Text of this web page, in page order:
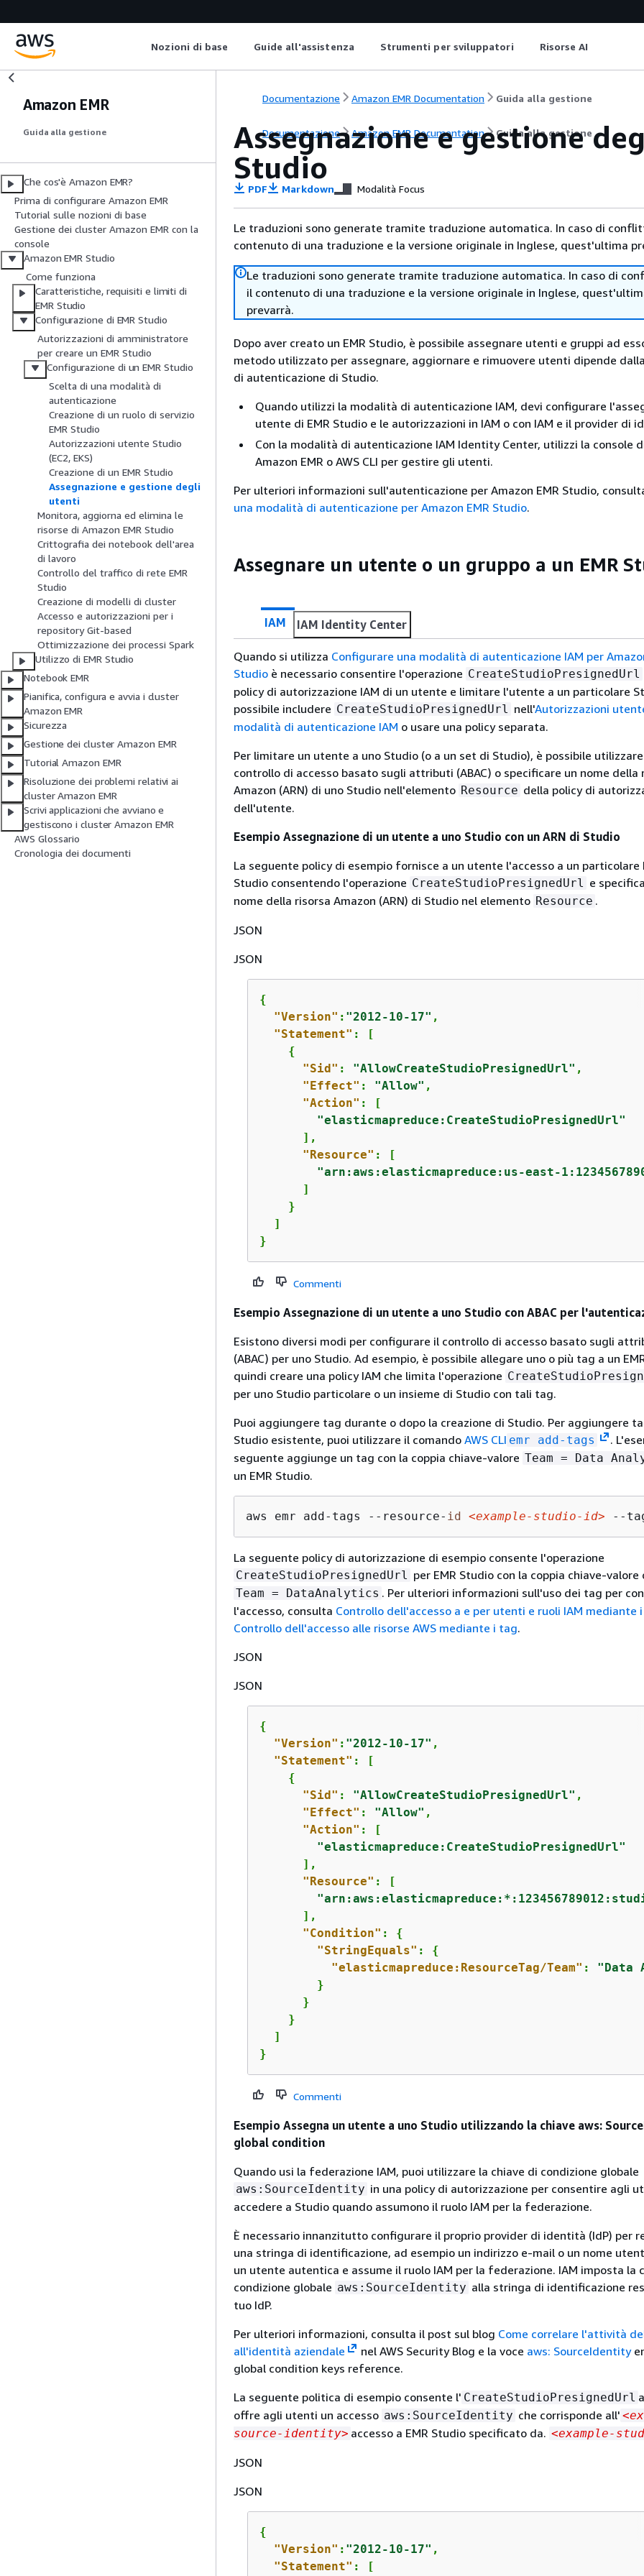
Nozioni di base Guide all'assistenza Strumenti per sviluppatori Risorse AI
Amazon EMR
Guida alla gestione
Che cos'è Amazon EMR?
Prima di configurare Amazon EMR
Tutorial sulle nozioni di base
Gestione dei cluster Amazon EMR con la
console
Amazon EMR Studio
Come funziona
Caratteristiche, requisiti e limiti di
EMR Studio
Configurazione di EMR Studio
Autorizzazioni di amministratore
per creare un EMR Studio
Configurazione di un EMR Studio
Scelta di una modalità di
autenticazione
Creazione di un ruolo di servizio
EMR Studio
Autorizzazioni utente Studio
(EC2, EKS)
Creazione di un EMR Studio
Assegnazione e gestione degli
utenti
Monitora, aggiorna ed elimina le
risorse di Amazon EMR Studio
Crittografia dei notebook dell'area
di lavoro
Controllo del traffico di rete EMR
Studio
Creazione di modelli di cluster
Accesso e autorizzazioni per i
repository Git-based
Ottimizzazione dei processi Spark
Utilizzo di EMR Studio
Notebook EMR
Pianifica, configura e avvia i cluster
Amazon EMR
Sicurezza
Gestione dei cluster Amazon EMR
Tutorial Amazon EMR
Risoluzione dei problemi relativi ai
cluster Amazon EMR
Scrivi applicazioni che avviano e
gestiscono i cluster Amazon EMR
AWS Glossario
Cronologia dei documenti
Documentazione Amazon EMR Documentation Guida alla gestione
Documentazione Amazon EMR Documentation Guida alla gestione
Assegnazione e gestione
Studio
PDF Markdown Modalità Focus
Le traduzioni sono generate tramite traduzione automatica. In caso di
contenuto di una traduzione e la versione originale in Inglese, quest'ultima
Le traduzioni sono generate tramite traduzione automatica. In caso di
il contenuto di una traduzione e la versione originale in Inglese,
prevarrà.
Dopo aver creato un EMR Studio, è possibile assegnare utenti e gruppi ad
metodo utilizzato per assegnare, aggiornare e rimuovere utenti dipende
di autenticazione di Studio.
Quando utilizzi la modalità di autenticazione IAM, devi configurare
utente di EMR Studio e le autorizzazioni in IAM o con IAM e il provider di
Con la modalità di autenticazione IAM Identity Center, utilizzi la console
Amazon EMR o AWS CLI per gestire gli utenti.
Per ulteriori informazioni sull'autenticazione per Amazon EMR Studio,
una modalità di autenticazione per Amazon EMR Studio.
Assegnare un utente o un gruppo a un EMR
IAM IAM Identity Center
Quando si utilizza Configurare una modalità di autenticazione IAM per
Studio è necessario consentire l'operazione CreateStudioPresignedUrl
policy di autorizzazione IAM di un utente e limitare l'utente a un particolare
possibile includere CreateStudioPresignedUrl nell'Autorizzazioni
modalità di autenticazione IAM o usare una policy separata.
Per limitare un utente a uno Studio (o a un set di Studio), è possibile
controllo di accesso basato sugli attributi (ABAC) o specificare un nome della
Amazon (ARN) di uno Studio nell'elemento Resource della policy di
dell'utente.
Esempio Assegnazione di un utente a uno Studio con un ARN di Studio
La seguente policy di esempio fornisce a un utente l'accesso a un particolare
Studio consentendo l'operazione CreateStudioPresignedUrl
e
nome della risorsa Amazon (ARN) di Studio nel elemento Resource .
JSON
JSON
{
"Version" : "2012-10-17" ,
"Statement" : [
{
"Sid" : "AllowCreateStudioPresignedUrl" ,
"Effect" : "Allow" ,
"Action" : [
"elasticmapreduce:CreateStudioPresignedUrl"
      ],
"Resource" : [
"arn:aws:elasticmapreduce:us-east-
      ]
    }
  ]
}
Commenti
Esempio Assegnazione di un utente a uno Studio con ABAC per
Esistono diversi modi per configurare il controllo di accesso basato sugli
(ABAC) per uno Studio. Ad esempio, è possibile allegare uno o più tag a un
quindi creare una policy IAM che limita l'operazione
per uno Studio particolare o un insieme di Studio con tali tag.
Puoi aggiungere tag durante o dopo la creazione di Studio. Per aggiungere
Studio esistente, puoi utilizzare il comando AWS CLI emr add-tags
.
seguente aggiunge un tag con la coppia chiave-valore Team = Data
un EMR Studio.
aws emr add-tags --resource- id <example-studio- id> --
La seguente policy di autorizzazione di esempio consente l'operazione
CreateStudioPresignedUrl per EMR Studio con la coppia chiave-valore
Team = DataAnalytics . Per ulteriori informazioni sull'uso dei tag per
l'accesso, consulta Controllo dell'accesso a e per utenti e ruoli IAM mediante
Controllo dell'accesso alle risorse AWS mediante i tag.
JSON
JSON
{
"Version" : "2012-10-17" ,
"Statement" : [
{
"Sid" : "AllowCreateStudioPresignedUrl" ,
"Effect" : "Allow" ,
"Action" : [
"elasticmapreduce:CreateStudioPresignedUrl"
      ],
"Resource" : [
      ],
"Condition" : {
"StringEquals" : {
"elasticmapreduce:ResourceTag/Team" : "Data
        }
      }
    }
  ]
}
Commenti
Esempio Assegna un utente a uno Studio utilizzando la chiave aws:
global condition
Quando usi la federazione IAM, puoi utilizzare la chiave di condizione globale
aws:SourceIdentity in una policy di autorizzazione per consentire agli
accedere a Studio quando assumono il ruolo IAM per la federazione.
È necessario innanzitutto configurare il proprio provider di identità (IdP) per
una stringa di identificazione, ad esempio un indirizzo e-mail o un nome
un utente autentica e assume il ruolo IAM per la federazione. IAM imposta la
condizione globale aws:SourceIdentity alla stringa di identificazione
tuo IdP.
Per ulteriori informazioni, consulta il post sul blog Come correlare l'attività
all'identità aziendale
nel AWS Security Blog e la voce aws: SourceIdentity
global condition keys reference.
La seguente politica di esempio consente l' CreateStudioPresignedUrl
offre agli utenti un accesso aws:SourceIdentity che corrisponde all'
source-identity> accesso a EMR Studio specificato da. <example-
JSON
JSON
{
"Version" : "2012-10-17" ,
"Statement" : [